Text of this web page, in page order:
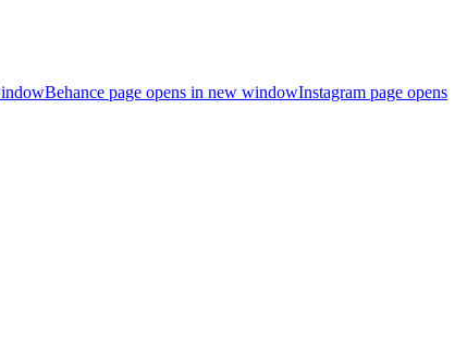
Behance page opens in new windowInstagram page opens